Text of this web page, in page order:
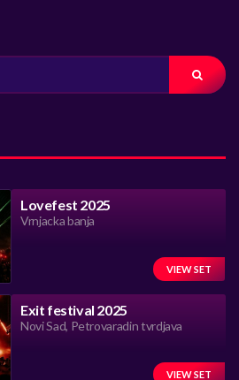
Lovefest 2025
Vrnjacka banja
VIEW SET
Exit festival 2025
Novi Sad, Petrovaradin tvrdjava
VIEW SET